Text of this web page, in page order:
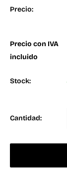
Precio:
Precio con IVA
incluido
Stock:
Cantidad: